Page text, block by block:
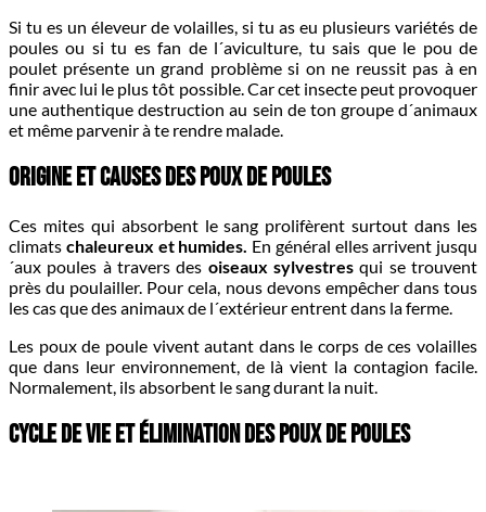
Si tu es un éleveur de volailles, si tu as eu plusieurs variétés de
poules ou si tu es fan de l´aviculture, tu sais que le pou de
poulet présente un grand problème si on ne reussit pas à en
finir avec lui le plus tôt possible. Car cet insecte peut provoquer
une authentique destruction au sein de ton groupe d´animaux
et même parvenir à te rendre malade.
Origine et causes des poux de poules
Ces mites qui absorbent le sang prolifèrent surtout dans les
climats chaleureux et humides. En général elles arrivent jusqu
´aux poules à travers des oiseaux sylvestres qui se trouvent
près du poulailler. Pour cela, nous devons empêcher dans tous
les cas que des animaux de l´extérieur entrent dans la ferme.
Les poux de poule vivent autant dans le corps de ces volailles
que dans leur environnement, de là vient la contagion facile.
Normalement, ils absorbent le sang durant la nuit.
Cycle de vie et élimination des poux de poules